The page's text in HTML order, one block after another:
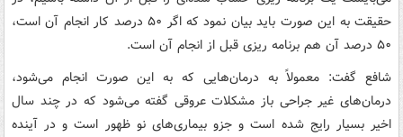
حقیقت به این صورت باید بیان نمود که اگر ۵۰ درصد کار انجام آن است،
۵۰ درصد آن هم برنامه ریزی قبل از انجام آن است.
شافع گفت: معمولاً به درمان‌هایی که به این صورت انجام می‌شود،
درمان‌های غیر جراحی باز مشکلات عروقی گفته می‌شود که در چند سال
اخیر بسیار رایج شده است و جزو بیماری‌های نو ظهور است و در آینده